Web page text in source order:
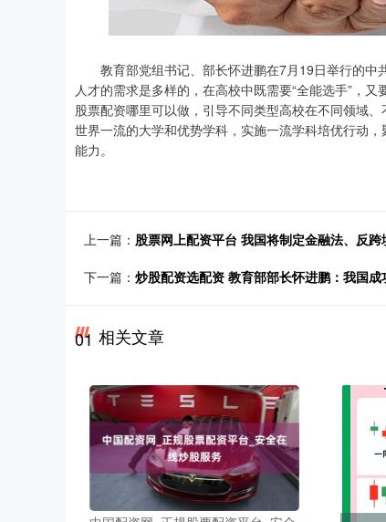
教育部党组书记、部长怀进鹏在7月19日举行的中
人才的需求是多样的，在高校中既需要“全能选手”，
股票配资哪里可以做，引导不同类型高校在不同领域
世界一流的大学和优势学科，实施一流学科培优行动
能力。
上一篇： 股票网上配资平台 我国将制定金融法、反跨
下一篇： 炒股配资选配资 教育部部长怀进鹏：我国
01 相关文章